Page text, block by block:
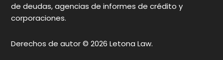
de deudas, agencias de informes de crédito y
corporaciones.
Derechos de autor © 2026 Letona Law.